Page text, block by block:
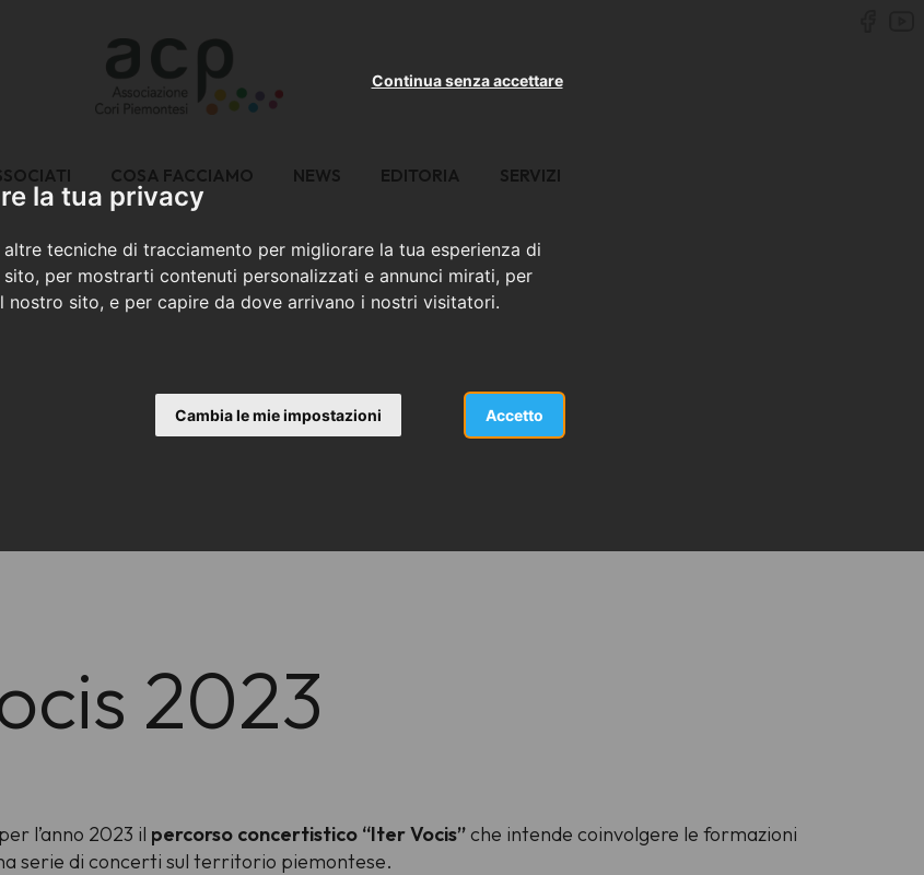
la tua privacy
tecniche di tracciamento per migliorare la tua esperienza di
per mostrarti contenuti personalizzati e annunci mirati, per
nostro sito, e per capire da dove arrivano i nostri visitatori.
Accetto
Continua senza accettare
Cambia le mie impostazioni
COSA FACCIAMO NEWS EDITORIA SERVIZI
2023
l’anno 2023 il percorso concertistico “Iter Vocis”che intende coinvolgere le formazioni
serie di concerti sul territorio piemontese.